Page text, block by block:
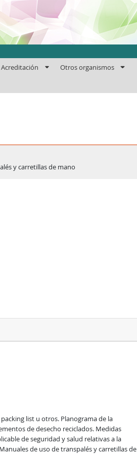
Acreditación Otros organismos
y carretillas de mano
list u otros. Planograma de la
de desecho reciclados. Medidas
de seguridad y salud relativas a la
de uso de transpalés y carretillas de